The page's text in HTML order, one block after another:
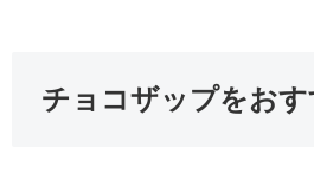
チョコザップをお